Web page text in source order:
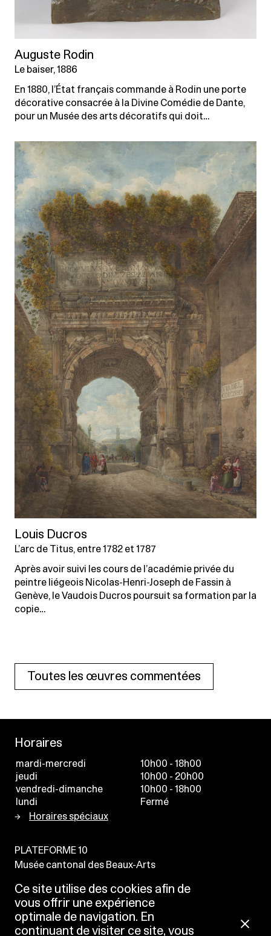
Ce site utilise des cookies afin de
vous offrir une expérience
optimale de navigation. En
continuant de visiter ce site, vous
Auguste Rodin
Le baiser, 1886
En 1880, l’État français commande à Rodin une porte
décorative consacrée à la Divine Comédie de Dante,
pour un Musée des arts décoratifs qui doit…
Louis Ducros
L’arc de Titus, entre 1782 et 1787
Après avoir suivi les cours de l’académie privée du
peintre liégeois Nicolas-Henri-Joseph de Fassin à
Genève, le Vaudois Ducros poursuit sa formation par la
copie…
Toutes les œuvres commentées
Horaires
mardi-mercredi
10h00 - 18h00
jeudi
10h00 - 20h00
vendredi-dimanche
10h00 - 18h00
lundi
Fermé
Horaires spéciaux
PLATEFORME 10
Musée cantonal des Beaux-Arts
1003 Lausanne
Suisse